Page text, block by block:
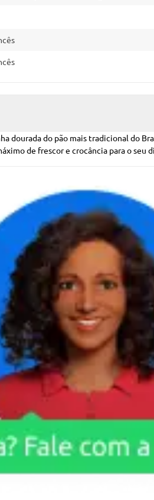
dourada do pão mais tradicional do
de frescor e crocância para o seu